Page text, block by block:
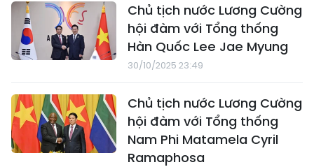
Chủ tịch nước Lương Cường
hội đàm với Tổng thống
Hàn Quốc Lee Jae Myung
30/10/2025 23:49
Chủ tịch nước Lương Cường
hội đàm với Tổng thống
Nam Phi Matamela Cyril
Ramaphosa